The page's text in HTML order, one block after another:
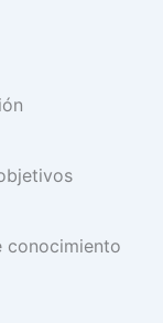
conocimiento